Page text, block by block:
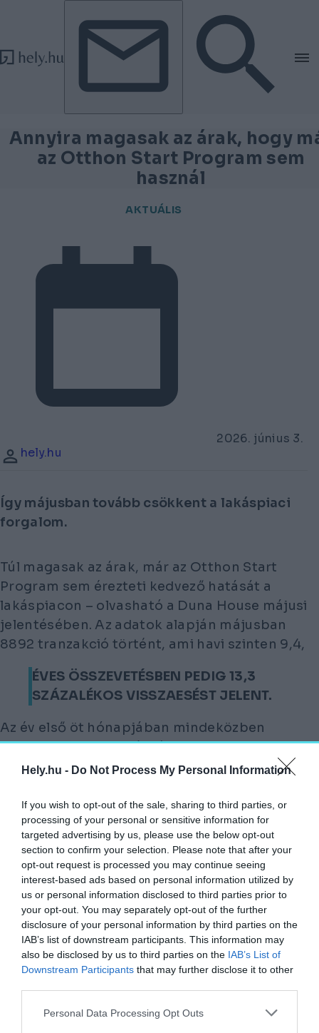
Hely.hu - Do Not Process My Personal Information
If you wish to opt-out of the sale, sharing to third parties, or
processing of your personal or sensitive information for
targeted advertising by us, please use the below opt-out
section to confirm your selection. Please note that after your
opt-out request is processed you may continue seeing
interest-based ads based on personal information utilized by
us or personal information disclosed to third parties prior to
your opt-out. You may separately opt-out of the further
disclosure of your personal information by third parties on the
IAB’s list of downstream participants. This information may
also be disclosed by us to third parties on the IAB’s List of
Downstream Participants that may further disclose it to other
Personal Data Processing Opt Outs
Tovább a tartalomhoz
Tovább a lábléchez
Annyira magasak az árak, hogy
az Otthon Start Program sem
használ
AKTUÁLIS
2026. június 3.
hely.hu
Így májusban tovább csökkent a lakáspiaci
forgalom.
Túl magasak az árak, már az Otthon Start
Program sem érezteti kedvező hatását a
lakáspiacon – olvasható a Duna House májusi
jelentésében. Az adatok alapján májusban
8892 tranzakció történt, ami havi szinten 9,4,
ÉVES ÖSSZEVETÉSBEN PEDIG 13,3
SZÁZALÉKOS VISSZAESÉST JELENT.
Az év első öt hónapjában mindeközben
összesen 47 ezer adásvételt becsülnek, ami
közel 13 százalékkal marad el a tavalyi
lakásárak az állami támogatások, például az
Otthon Start Program ellenére is
visszatartják a vevőket, ami arra utal, hogy
A PIAC ELÉRTE A MEGFIZETHETŐSÉG
HATÁRÁT.
Szegő Péter, a Duna House vezető elemzője
elmondta, hogy márciusban még jelentős
élénkülés volt látható, de a választások után
várnak változást, így a korábban jelzett 110–